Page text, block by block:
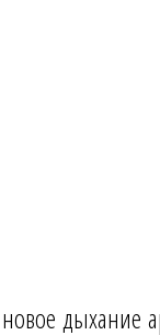
дыхание